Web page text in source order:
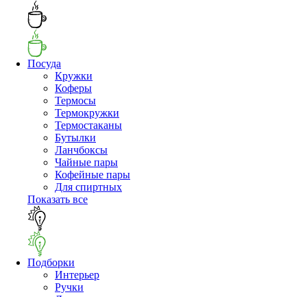
Посуда
Кружки
Коферы
Термосы
Термокружки
Термостаканы
Бутылки
Ланчбоксы
Чайные пары
Кофейные пары
Для спиртных
Показать все
Подборки
Интерьер
Ручки